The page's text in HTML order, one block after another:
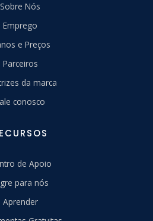
Sobre Nós
Emprego
e Preços
Parceiros
da marca
conosco
de Apoio
para nós
Aprender